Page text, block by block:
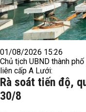
01/08/2026 15:26
Chủ tịch UBND thành
liên cấp A Lưới:
Rà soát tiến độ,
30/8